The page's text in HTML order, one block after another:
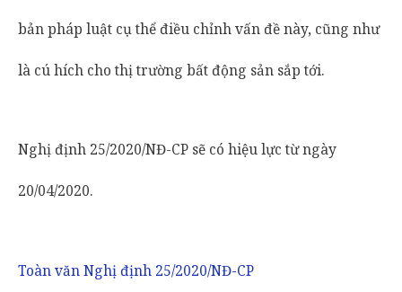
bản pháp luật cụ thể điều chỉnh vấn đề này, cũng như
là cú hích cho thị trường bất động sản sắp tới.
Nghị định 25/2020/NĐ-CP sẽ có hiệu lực từ ngày
20/04/2020.
Toàn văn Nghị định 25/2020/NĐ-CP